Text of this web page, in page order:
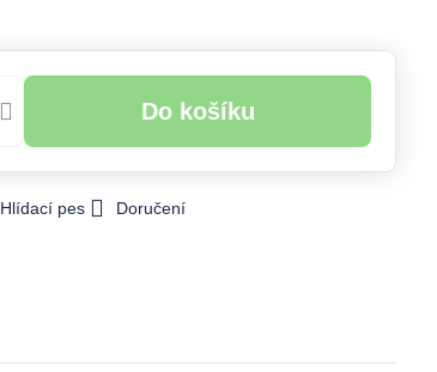
Do košíku
Hlídací pes Doručení